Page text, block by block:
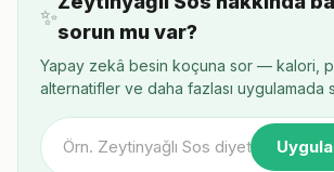
✨
sorun mu var?
Yapay zekâ besin koçuna sor — kalori,
alternatifler ve daha fazlası uygulamada